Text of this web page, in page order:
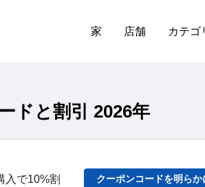
家 店舗 カテゴ
ドと割引 2026年
入で10%割
クーポンコードを明らか